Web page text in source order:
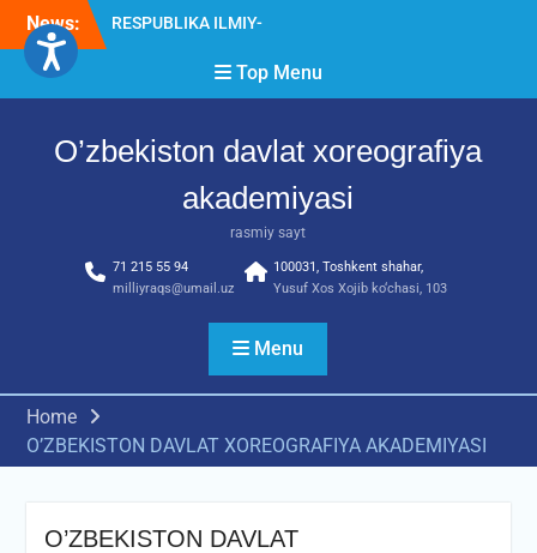
Skip
content
News:
RESPUBLIKA ILMIY-
Akademiyada “Bitiruvchi –
Top Menu
O’zbekiston davlat xoreografiya
akademiyasi
rasmiy sayt
71 215 55 94
milliyraqs@umail.uz
100031, Toshkent shahar,
Yusuf Xos Xojib ko‘chasi, 103
Menu
Home
O’ZBEKISTON DAVLAT XOREOGRAFIYA AKADEMIYASI
O’ZBEKISTON DAVLAT